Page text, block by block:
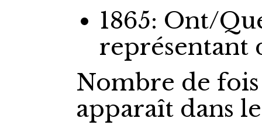
1865: Ont/
représentant
Nombre de
apparaît dans